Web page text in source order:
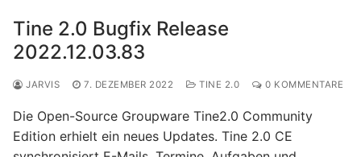
Tine 2.0 Bugfix Release
2022.12.03.83
JARVIS 7. DEZEMBER 2022 TINE 2.0 0 KOMMENTARE
Die Open-Source Groupware Tine2.0 Community
Edition erhielt ein neues Updates. Tine 2.0 CE